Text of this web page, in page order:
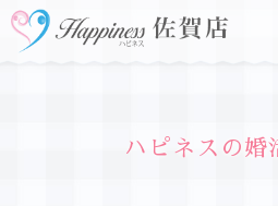
ハピネスの婚